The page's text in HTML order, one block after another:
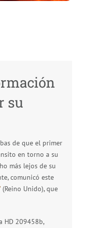
su
de que el primer
en torno a su
más lejos de su
comunicó este
(Reino Unido), que
HD 209458b,